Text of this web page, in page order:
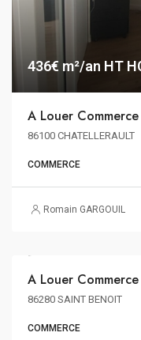
436€ m²/an HT
A Louer
86100 CHATELLERAULT
COMMERCE
Romain GARGOUIL
A Louer
86280 SAINT BENOIT
COMMERCE